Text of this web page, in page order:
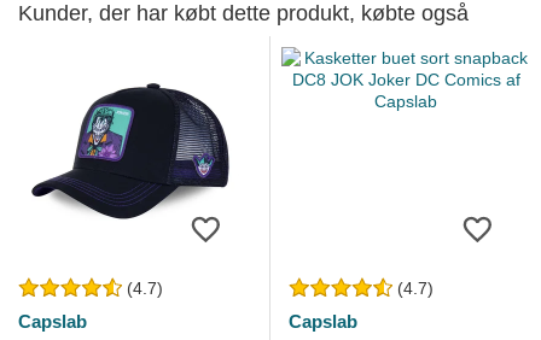
Kunder, der har købt dette produkt, købte også
(4.7)
Capslab
(4.7)
Capslab